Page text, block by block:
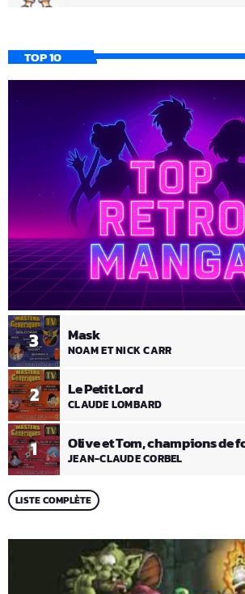
TOP 10
1 Olive et Tom, champions de
JEAN-CLAUDE CORBEL
2 Le Petit Lord
CLAUDE LOMBARD
3 Mask
NOAM ET NICK CARR
LISTE COMPLÈTE